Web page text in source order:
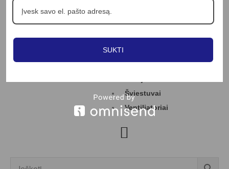
Profesionalams
Straipsniai
Jungikliai
Šviestuvai
Ventiliatoriai
SUKTI